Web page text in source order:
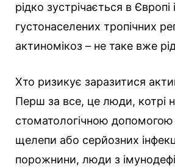
рідко зустрічається в
густонаселених тропічних
актиномікоз – не таке вже
Хто ризикує заразитися
Перш за все, це люди, котрі
стоматологічною
щелепи або серйозних
порожнини, люди з